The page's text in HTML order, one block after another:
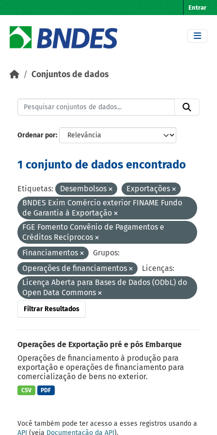
Entrar
Conjuntos de dados
Ordenar por
1 conjunto de dados encontrado
Etiquetas: Desembolsos
Exportações
BNDES Exim Comércio exterior FINAME Fundo
de Garantia à Exportação
FGE Fomento Convênio de Pagamentos e
Créditos Recíprocos
Financiamentos
Grupos:
Operações de financiamentos
Licenças:
Licença Aberta para Bases de Dados (ODbL) do
Open Data Commons
Filtrar Resultados
Operações de Exportação pré e pós Embarque
Operações de financiamento à produção para
exportação e operações de financiamento para
comercialização de bens no exterior.
CSV PDF
Você também pode ter acesso a esses registros usando a
API (veja Documentação da API).